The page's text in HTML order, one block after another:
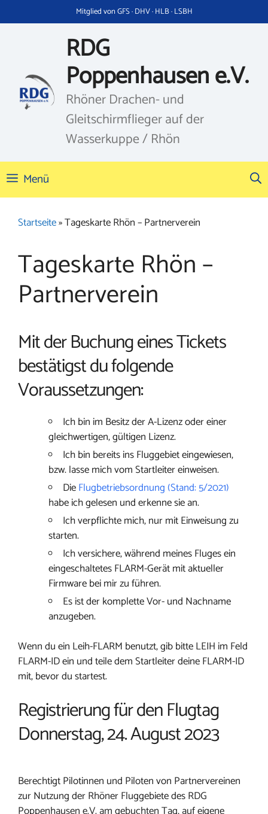
Inhalt
Mitglied von GFS · DHV · HLB · LSBH
RDG
Poppenhausen e.V.
Rhöner Drachen- und
Gleitschirmflieger auf der
Wasserkuppe / Rhön
Menü
Startseite»Tageskarte Rhön – Partnerverein
Tageskarte Rhön –
Partnerverein
Mit der Buchung eines Tickets
bestätigst du folgende
Voraussetzungen:
Ich bin im Besitz der A-Lizenz oder einer
gleichwertigen, gültigen Lizenz.
Ich bin bereits ins Fluggebiet eingewiesen,
bzw. lasse mich vom Startleiter einweisen.
DieFlugbetriebsordnung (Stand: 5/2021)
habe ich gelesen und erkenne sie an.
Ich verpflichte mich, nur mit Einweisung zu
starten.
Ich versichere, während meines Fluges ein
eingeschaltetes FLARM-Gerät mit aktueller
Firmware bei mir zu führen.
Es ist der komplette Vor- und Nachname
anzugeben.
Wenn du ein Leih-FLARM benutzt, gib bitte LEIH im Feld
FLARM-ID ein und teile dem Startleiter deine FLARM-ID
mit, bevor du startest.
Registrierung für den Flugtag
Donnerstag, 24. August 2023
Berechtigt Pilotinnen und Piloten von Partnervereinen
zur Nutzung der Rhöner Fluggebiete des RDG